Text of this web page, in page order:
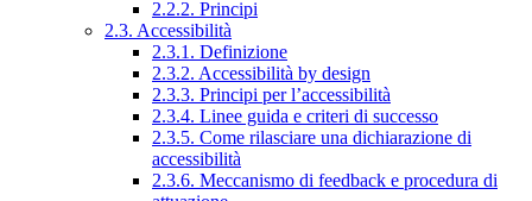
2.2.2. Principi
2.3. Accessibilità
2.3.1. Definizione
2.3.2. Accessibilità by design
2.3.3. Principi per l’accessibilità
2.3.4. Linee guida e criteri di successo
2.3.5. Come rilasciare una dichiarazione di
accessibilità
2.3.6. Meccanismo di feedback e procedura di